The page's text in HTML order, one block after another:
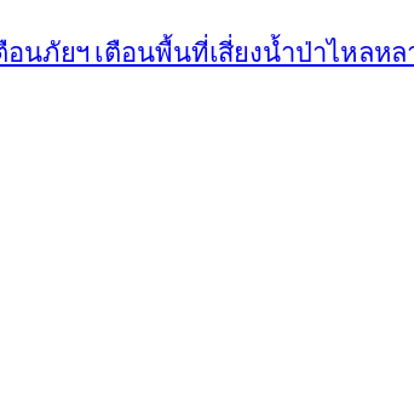
อนภัยฯ เตือนพื้นที่เสี่ยงน้ำป่าไหลหล